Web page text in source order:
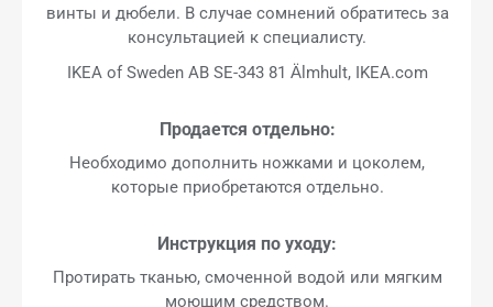
винты и дюбели. В случае сомнений обратитесь за
консультацией к специалисту.
IKEA of Sweden AB SE-343 81 Älmhult, IKEA.com
Продается отдельно:
Необходимо дополнить ножками и цоколем,
которые приобретаются отдельно.
Инструкция по уходу:
Протирать тканью, смоченной водой или мягким
моющим средством.